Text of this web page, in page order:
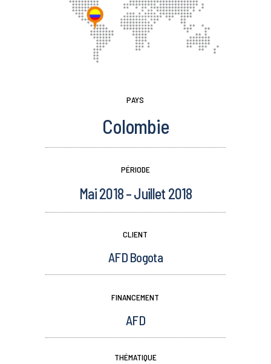
PAYS
Colombie
PÉRIODE
Mai 2018 – Juillet 2018
CLIENT
AFD Bogota
FINANCEMENT
AFD
THÉMATIQUE